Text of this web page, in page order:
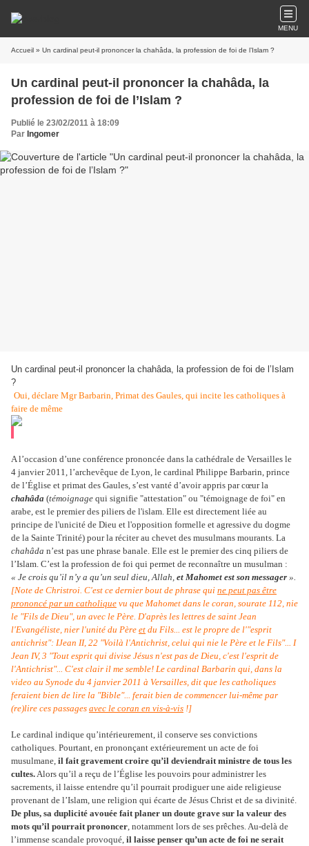
MENU
Accueil » Un cardinal peut-il prononcer la chahâda, la profession de foi de l’Islam ?
Un cardinal peut-il prononcer la chahâda, la
profession de foi de l’Islam ?
Publié le 23/02/2011 à 18:09
Par Ingomer
Un cardinal peut-il prononcer la chahâda, la profession de foi de l’Islam
?
Oui, déclare Mgr Barbarin, Primat des Gaules, qui incite les catholiques à
faire de même
A l’occasion d’une conférence prononcée dans la cathédrale de Versailles le
4 janvier 2011, l’archevêque de Lyon, le cardinal Philippe Barbarin, prince
de l’Église et primat des Gaules, s’est vanté d’avoir appris par cœur la
chahâda (témoignage qui signifie "attestation" ou "témoignage de foi" en
arabe, est le premier des piliers de l'islam. Elle est directement liée au
principe de l'unicité de Dieu et l'opposition formelle et agressive du dogme
de la Sainte Trinité) pour la réciter au chevet des musulmans mourants. La
chahâda n’est pas une phrase banale. Elle est le premier des cinq piliers de
l’Islam. C’est la profession de foi qui permet de reconnaître un musulman :
« Je crois qu’il n’y a qu’un seul dieu, Allah, et Mahomet est son messager ».
[Note de Christroi. C'est ce dernier bout de phrase qui ne peut pas être
prononcé par un catholique vu que Mahomet dans le coran, sourate 112, nie
le "Fils de Dieu", un avec le Père. D'après les lettres de saint Jean
l'Evangéliste, nier l'unité du Père et du Fils... est le propre de l'"esprit
antichrist": IJean II, 22 "Voilà l'Antichrist, celui qui nie le Père et le Fils"... I
Jean IV, 3 "Tout esprit qui divise Jésus n'est pas de Dieu, c'est l'esprit de
l'Antichrist"... C'est clair il me semble! Le cardinal Barbarin qui, dans la
video au Synode du 4 janvier 2011 à Versailles, dit que les catholiques
feraient bien de lire la "Bible"... ferait bien de commencer lui-même par
(re)lire ces passages avec le coran en vis-à-vis !]
Le cardinal indique qu’intérieurement, il conserve ses convictions
catholiques. Pourtant, en prononçant extérieurement un acte de foi
musulmane, il fait gravement croire qu’il deviendrait ministre de tous les
cultes.Alors qu’il a reçu de l’Église les pouvoirs pour administrer les
sacrements, il laisse entendre qu’il pourrait prodiguer une aide religieuse
provenant de l’Islam, une religion qui écarte de Jésus Christ et de sa divinité.
De plus, sa duplicité avouée fait planer un doute grave sur la valeur des
mots qu’il pourrait prononcer, notamment lors de ses prêches. Au-delà de
l’immense scandale provoqué, il laisse penser qu’un acte de foi ne serait